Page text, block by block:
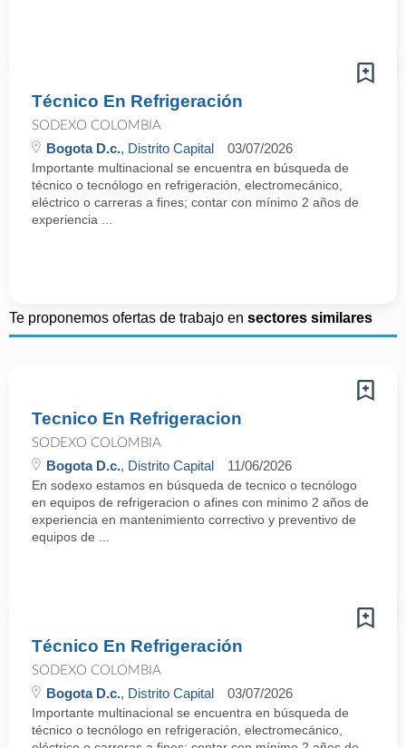
Técnico En Refrigeración
SODEXO COLOMBIA
Bogota D.c., Distrito Capital 03/07/2026
Importante multinacional se encuentra en búsqueda de
técnico o tecnólogo en refrigeración, electromecánico,
eléctrico o carreras a fines; contar con mínimo 2 años de
experiencia ...
Te proponemos ofertas de trabajo en sectores similares
Tecnico En Refrigeracion
SODEXO COLOMBIA
Bogota D.c., Distrito Capital 11/06/2026
En sodexo estamos en búsqueda de tecnico o tecnólogo
en equipos de refrigeracion o afines con minimo 2 años de
experiencia en mantenimiento correctivo y preventivo de
equipos de ...
Técnico En Refrigeración
SODEXO COLOMBIA
Bogota D.c., Distrito Capital 03/07/2026
Importante multinacional se encuentra en búsqueda de
técnico o tecnólogo en refrigeración, electromecánico,